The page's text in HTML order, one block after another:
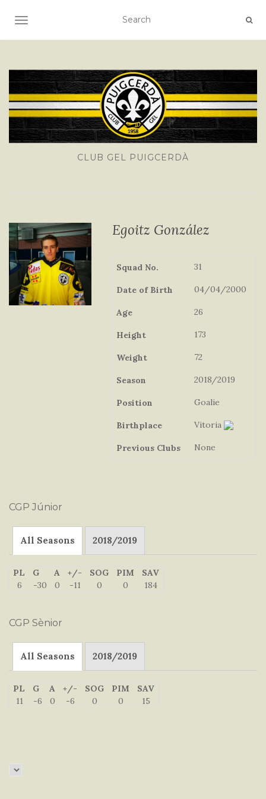
TOGGLE NAVIGATION
CLUB GEL PUIGCERDÀ
Egoitz González
Squad No. 31
Date of Birth 04/04/2000
Age 26
Height 173
Weight 72
Season 2018/2019
Position Goalie
Birthplace Vitoria
Previous Clubs None
CGP Júnior
All Seasons 2018/2019
PL G A +/- SOG PIM
SAV
6
-30 0 -11 0 0 184
CGP Sènior
All Seasons 2018/2019
PL G A +/- SOG PIM
SAV
11
-6 0 -6 0 0 15